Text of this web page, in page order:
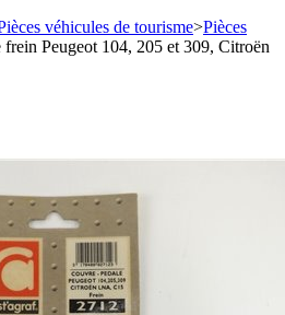
véhicules de tourisme>Pièces
frein Peugeot 104, 205 et 309, Citroën